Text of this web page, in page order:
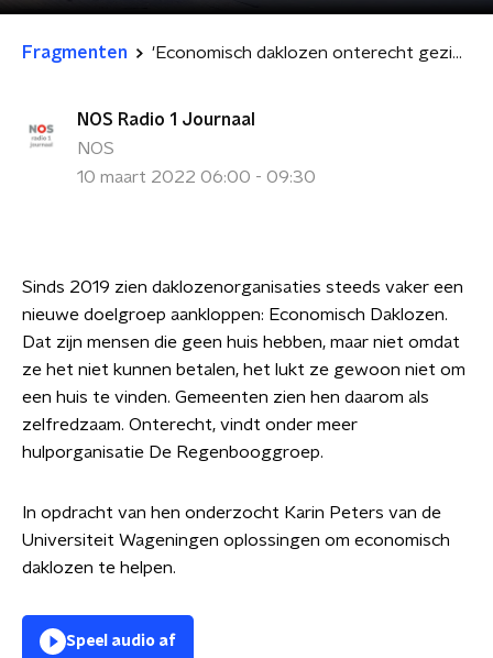
Fragmenten 'Economisch daklozen onterecht gezien als zelfredzaam door gemeentes'
NOS Radio 1 Journaal
NOS
10 maart 2022 06:00 - 09:30
Sinds 2019 zien daklozenorganisaties steeds vaker een
nieuwe doelgroep aankloppen: Economisch Daklozen.
Dat zijn mensen die geen huis hebben, maar niet omdat
ze het niet kunnen betalen, het lukt ze gewoon niet om
een huis te vinden. Gemeenten zien hen daarom als
zelfredzaam. Onterecht, vindt onder meer
hulporganisatie De Regenbooggroep.
In opdracht van hen onderzocht Karin Peters van de
Universiteit Wageningen oplossingen om economisch
daklozen te helpen.
Speel audio af